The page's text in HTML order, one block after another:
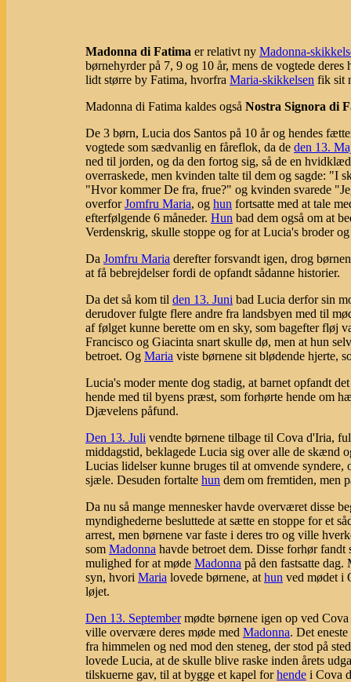
Madonna di Fatima er relativt ny Madonna-
børnehyrder på 7, 9 og 10 år, mens de vogtede
lidt større by Fatima, hvorfra Maria-skikkelsen fik sit
Madonna di Fatima kaldes også Nostra Signora di
De 3 børn, Lucia dos Santos på 10 år og hendes
vogtede som sædvanlig en fåreflok, da de den 13.
ned til jorden, og da den fortog sig, så de en
overraskede, men kvinden talte til dem og sagde: "I
"Hvor kommer De fra, frue?" og kvinden svarede
overforJomfru Maria, og hun fortsatte med at tale
efterfølgende 6 måneder. Hun bad dem også om at
Verdenskrig, skulle stoppe og for at Lucia's broder
Da Jomfru Maria derefter forsvandt igen, drog
at få bebrejdelser fordi de opfandt sådanne historier.
Da det så kom til den 13. Juni bad Lucia derfor sin
derudover fulgte flere andre fra landsbyen med til
af følget kunne berette om en sky, som bagefter fløj
Francisco og Giacinta snart skulle dø, men at hun
betroet. Og Maria viste børnene sit blødende hjerte,
Lucia's moder mente dog stadig, at barnet opfandt
hende med til byens præst, som forhørte hende om
Djævelens påfund.
Den 13. Juli vendte børnene tilbage til Cova d'Iria,
middagstid, beklagede Lucia sig over alle de skænd
Lucias lidelser kunne bruges til at omvende syndere,
sjæle. Desuden fortalte hun dem om fremtiden, men
Da nu så mange mennesker havde overværet disse
myndighederne besluttede at sætte en stoppe for et
arrest, men børnene var faste i deres tro og ville
som Madonna havde betroet dem. Disse forhør
mulighed for at møde Madonna på den fastsatte
syn, hvori Maria lovede børnene, at hun ved mødet i
løjet.
Den 13. Septembermødte børnene igen op ved
ville overvære deres møde med Madonna. Det
fra himmelen og ned mod den steneg, der stod på
lovede Lucia, at de skulle blive raske inden årets
tilskuerne gav, til at bygge et kapel forhende i Cova